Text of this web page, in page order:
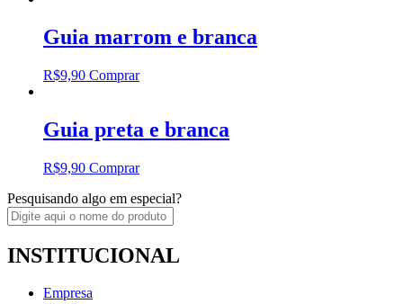
Guia marrom e branca
R$9,90 Comprar
Guia preta e branca
R$9,90 Comprar
Pesquisando algo em especial?
INSTITUCIONAL
Empresa